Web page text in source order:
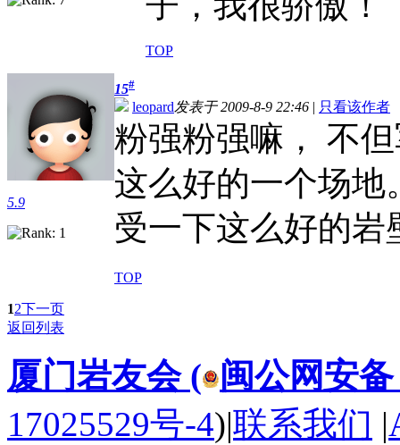
TOP
5.9
15#
leopard发表于 2009-8-9 22:46 | 只看该作者
粉强粉强嘛， 不
这么好的一个场地
受一下这么好的岩
TOP
12下一页
返回列表
厦门岩友会 ( 闽公网安备
17025529号-4)|联系我们 |